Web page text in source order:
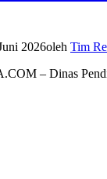
2026oleh Tim
– Dinas